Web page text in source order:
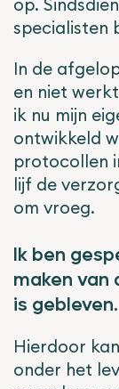
specialisten
In de
en niet
ik nu mijn
ontwikkeld
protocollen
lijf de
om vroeg.
Ik ben
maken
is gebleven.
Hierdoor
onder het